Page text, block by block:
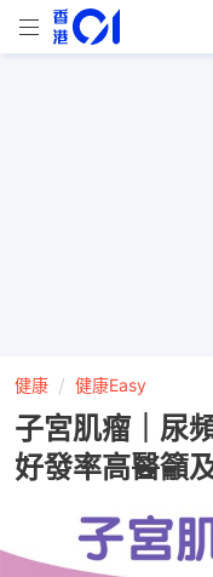
健康 健康Easy
子宮肌瘤｜尿
好發率高醫籲